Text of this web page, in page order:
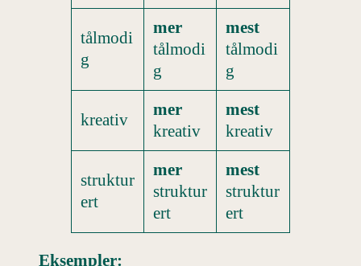
tålmodi
g
mer
tålmodi
g
mest
tålmodi
g
kreativ
mer
kreativ
mest
kreativ
struktur
ert
mer
struktur
ert
mest
struktur
ert
Eksempler: